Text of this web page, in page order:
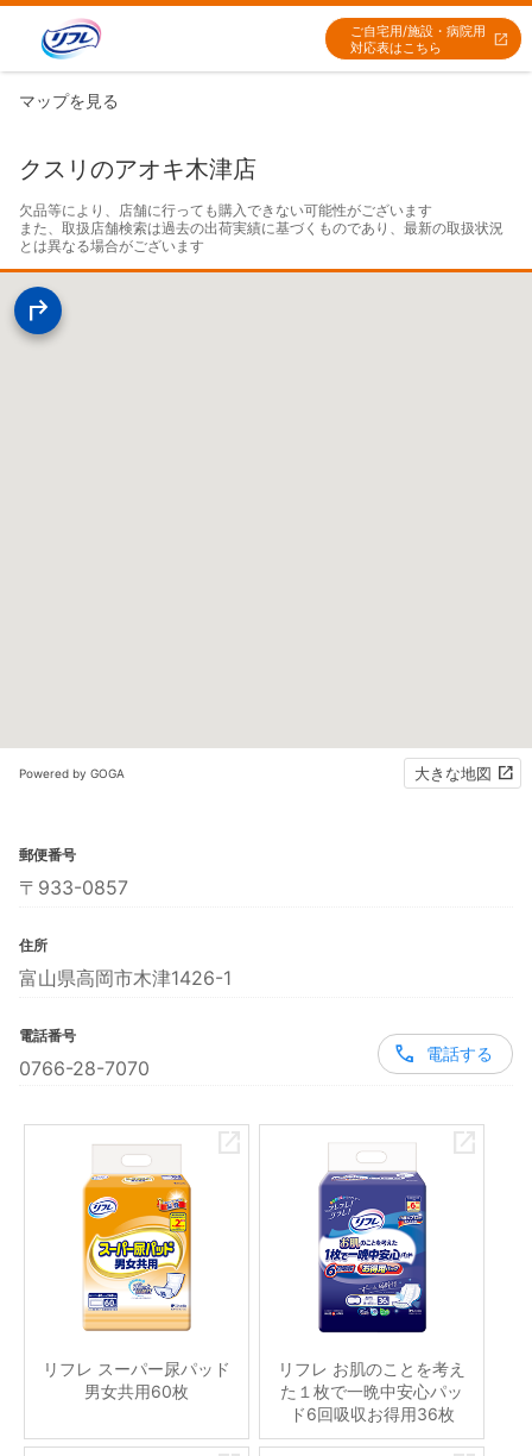
ご自宅用/施設・病院用
対応表はこちら
マップを見る
クスリのアオキ木津店
欠品等により、店舗に行っても購入できない可能性がございます
また、取扱店舗検索は過去の出荷実績に基づくものであり、最新の取扱状況
とは異なる場合がございます
Powered by GOGA 大きな地図
郵便番号
〒933-0857
住所
富山県高岡市木津1426-1
電話番号
0766-28-7070
電話する
リフレ スーパー尿パッド
男女共用60枚
リフレ お肌のことを考え
た１枚で一晩中安心パッ
ド6回吸収お得用36枚